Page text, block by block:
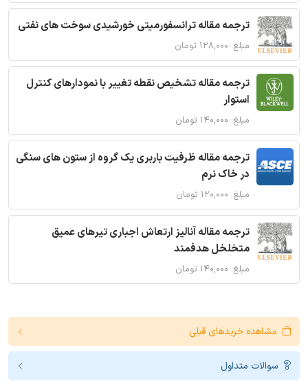
ترجمه مقاله ترانسفورمیتی خورشیدی سوخت های نفتی
مبلغ: ۱۲۸,۰۰۰ تومان
ترجمه مقاله تشخیص نقطه تغییر با نمودارهای کنترل
استوار
مبلغ: ۱۴۰,۰۰۰ تومان
ترجمه مقاله ظرفیت باربری یک گروه از ستون های سنگی
در خاک نرم
مبلغ: ۱۲۰,۰۰۰ تومان
ترجمه مقاله آنالیز ارتعاش اجباری تیرهای عمیق
متخلخل هدفمند
مبلغ: ۱۴۰,۰۰۰ تومان
مشاهده خریدهای قبلی
سوالات متداول